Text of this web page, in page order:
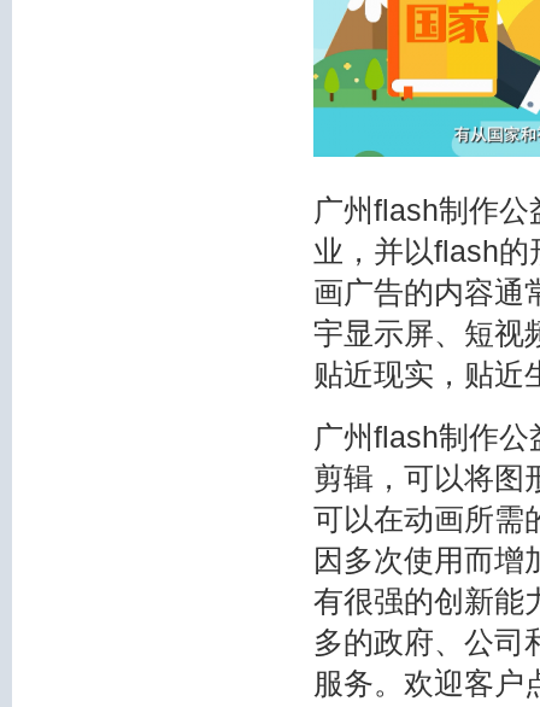
广州flash制作
业，并以flash的
画广告的内容通
宇显示屏、短视
贴近现实，贴近
广州flash制作
剪辑，可以将图
可以在动画所需
因多次使用而增
有很强的创新能
多的政府、公司
服务。欢迎客户